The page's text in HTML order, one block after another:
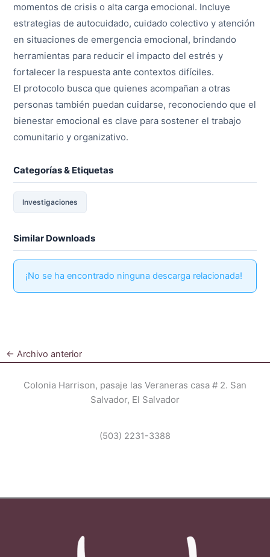
momentos de crisis o alta carga emocional. Incluye
estrategias de autocuidado, cuidado colectivo y atención
en situaciones de emergencia emocional, brindando
herramientas para reducir el impacto del estrés y
fortalecer la respuesta ante contextos difíciles.
El protocolo busca que quienes acompañan a otras
personas también puedan cuidarse, reconociendo que el
bienestar emocional es clave para sostener el trabajo
comunitario y organizativo.
Categorías & Etiquetas
Investigaciones
Similar Downloads
¡No se ha encontrado ninguna descarga relacionada!
← Archivo anterior
Colonia Harrison, pasaje las Veraneras casa # 2. San
Salvador, El Salvador
(503) 2231-3388